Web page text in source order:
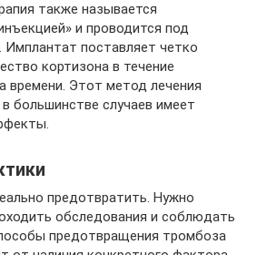
также называется
и проводится под
Имплантат поставляет четко
кортизона в течение
времени. Этот метод лечения
большинстве случаев имеет
предотвратить. Нужно
обследования и соблюдать
предотвращения тромбоза